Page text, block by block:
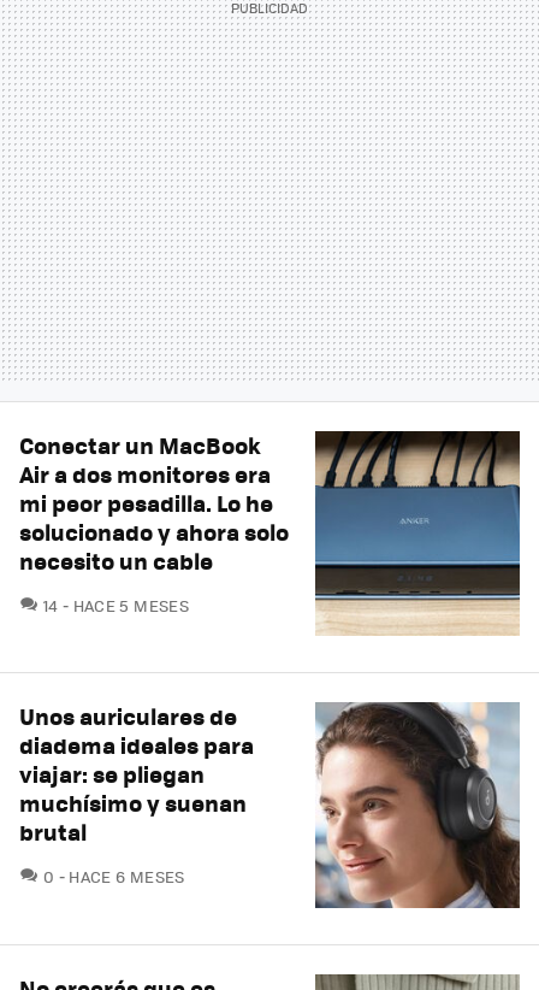
Conectar un MacBook
Air a dos monitores era
mi peor pesadilla. Lo he
solucionado y ahora solo
necesito un cable
14 COMENTARIOS
HACE 5 MESES
Unos auriculares de
diadema ideales para
viajar: se pliegan
muchísimo y suenan
brutal
0 COMENTARIOS
HACE 6 MESES